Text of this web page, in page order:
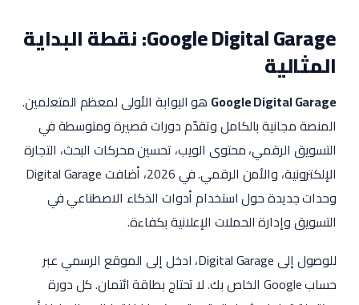
Google Digital Garage: نقطة البداية
المثالية
Google Digital Garage هو البوابة الأولى لمعظم المتعلمين.
المنصة مجانية بالكامل وتقدّم دورات قصيرة ومتوسطة في
التسويق الرقمي، محتوى الويب، تحسين محركات البحث، التجارة
الإلكترونية، والأمن الرقمي. في 2026، أضافت Digital Garage
وحدات جديدة حول استخدام أدوات الذكاء الاصطناعي في
التسويق وإدارة الحملات الإعلانية بكفاءة.
للوصول إلى Digital Garage، ادخل إلى الموقع الرسمي عبر
حساب Google الخاص بك. لا تحتاج بطاقة ائتمان. كل دورة